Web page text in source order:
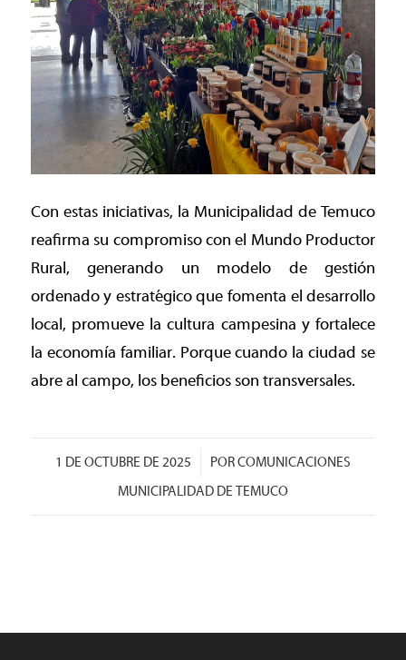
Con estas iniciativas, la Municipalidad de Temuco
reafirma su compromiso con el Mundo Productor
Rural, generando un modelo de gestión
ordenado y estratégico que fomenta el desarrollo
local, promueve la cultura campesina y fortalece
la economía familiar. Porque cuando la ciudad se
abre al campo, los beneficios son transversales.
1 DE OCTUBRE DE 2025
/ PORCOMUNICACIONES
MUNICIPALIDAD DE TEMUCO